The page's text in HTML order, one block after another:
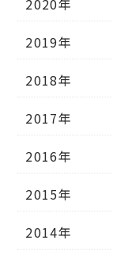
2020年
2019年
2018年
2017年
2016年
2015年
2014年